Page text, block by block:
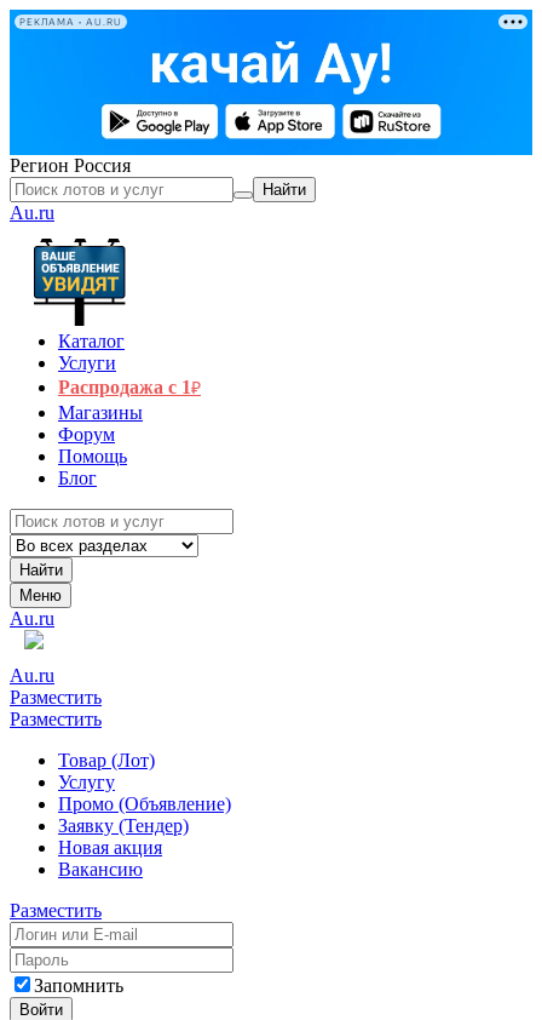
РЕКЛАМА • AU.RU
Регион Россия
Найти
Au.ru
Каталог
Услуги
Распродажа с 1₽
Магазины
Форум
Помощь
Блог
Найти
Меню
Au.ru
Au.ru
Разместить
Разместить
Товар (Лот)
Услугу
Промо (Объявление)
Заявку (Тендер)
Новая акция
Вакансию
Разместить
Запомнить
Войти